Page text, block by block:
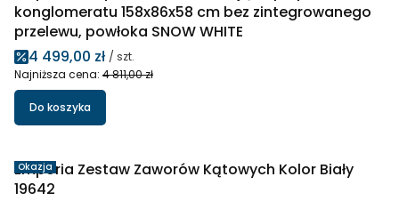
konglomeratu 158x86x58 cm bez zintegrowanego
przelewu, powłoka SNOW WHITE
Cena promocyjna
4 499,00 zł / szt.
Najniższa cena: 4 811,00 zł
Do koszyka
Okazja
Emporia Zestaw Zaworów Kątowych Kolor Biały
19642